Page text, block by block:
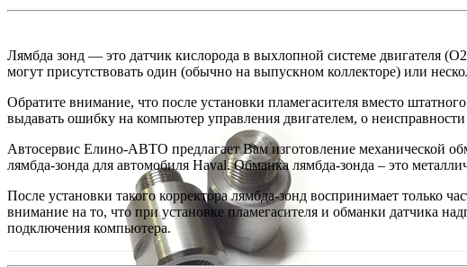
Лямбда зонд — это датчик кислорода в выхлопной системе двигателя
могут присутствовать один (обычно на выпускном коллекторе) или
Обратите внимание, что после установки пламегасителя вместо
выдавать ошибку на компьютер управления двигателем, о неисправности
Автосервис Елино-АВТО предлагает Вам изготовление механической
лямбда-зонда для автомобиля Haval. Обманка лямбда-зонда – это
После установки такого корректора лямбда-зонд воспринимает только
внимание на то, что при установке пламегасителя и обманки датчика
подключения компьютера.